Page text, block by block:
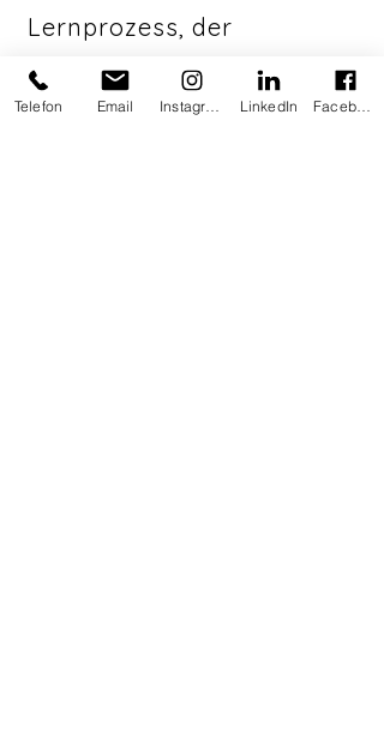
Lernprozess, der
unbequem, aber
notwendig ist.
Telefon Email LinkedIn